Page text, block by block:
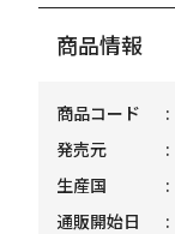
商品情報
商品コード
発売元
生産国
通販開始日